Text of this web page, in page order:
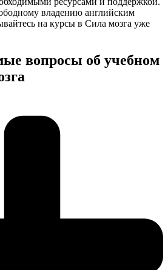
владению английским
на курсы в Сила мозга уже
вопросы об учебном